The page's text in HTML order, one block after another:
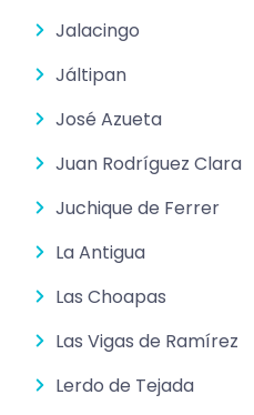
Jalacingo
Jáltipan
José Azueta
Juan Rodríguez Clara
Juchique de Ferrer
La Antigua
Las Choapas
Las Vigas de Ramírez
Lerdo de Tejada